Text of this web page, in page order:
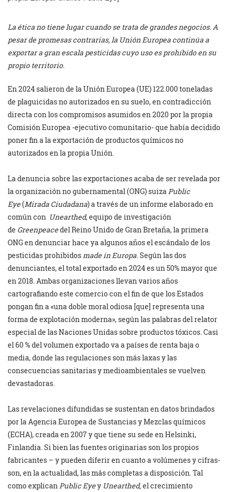
La ética no tiene lugar cuando se trata de grandes negocios. A
pesar de promesas contrarias, la Unión Europea continúa a
exportar a gran escala pesticidas cuyo uso es prohibido en su
propio territorio.
En 2024 salieron de la Unión Europea (UE) 122.000 toneladas
de plaguicidas no autorizados en su suelo, en contradicción
directa con los compromisos asumidos en 2020 por la propia
Comisión Europea -ejecutivo comunitario- que había decidido
poner fin a la exportación de productos químicos no
autorizados en la propia Unión.
La denuncia sobre las exportaciones acaba de ser revelada por
la organización no gubernamental (ONG) suizaPublic
Eye(Mirada Ciudadana) a través de un informe elaborado en
común con Unearthed, equipo de investigación
de Greenpeacedel Reino Unido de Gran Bretaña, la primera
ONG en denunciar hace ya algunos años el escándalo de los
pesticidas prohibidosmade in Europa. Según las dos
denunciantes, el total exportado en 2024 es un 50% mayor que
en 2018. Ambas organizaciones llevan varios años
cartografiando este comercio con el fin de que los Estados
pongan fin a «una doble moral odiosa [que] representa una
forma de explotación moderna», según las palabras del relator
especial de las Naciones Unidas sobre productos tóxicos. Casi
el 60 % del volumen exportado va a países de renta baja o
media, donde las regulaciones son más laxas y las
consecuencias sanitarias y medioambientales se vuelven
devastadoras.
Las revelaciones difundidas se sustentan en datos brindados
por la Agencia Europea de Sustancias y Mezclas químicos
(ECHA), creada en 2007 y que tiene su sede en Helsinki,
Finlandia. Si bien las fuentes originarias son los propios
fabricantes – y pueden diferir en cuanto a volúmenes y cifras-
son, en la actualidad, las más completas a disposición. Tal
como explicanPublic Eyey Unearthed,el crecimiento